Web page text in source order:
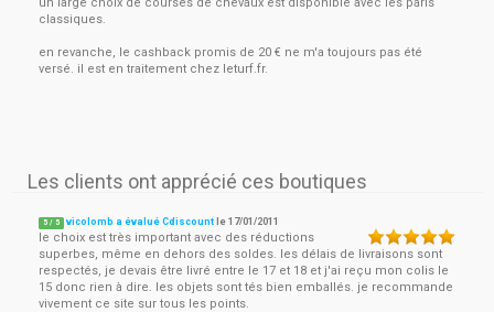
classiques.
en revanche, le cashback promis de 20 € ne m'a toujours pas été
versé. il est en traitement chez leturf.fr.
Les clients ont apprécié ces boutiques
5 / 5 vicolomb a évalué Cdiscount le17/01/2011
le choix est très important avec des réductions
superbes, même en dehors des soldes. les délais de livraisons sont
respectés, je devais être livré entre le 17 et 18 et j'ai reçu mon colis le
15 donc rien à dire. les objets sont tés bien emballés. je recommande
vivement ce site sur tous les points.